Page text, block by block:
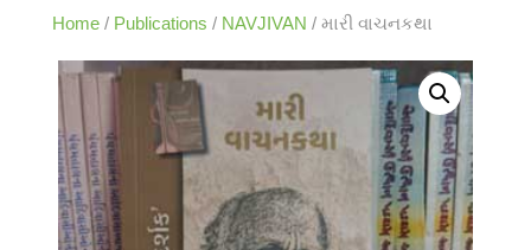
Button
Home / Publications / NAVJIVAN / મારી વાચનકથા